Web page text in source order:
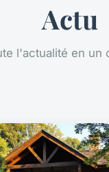
Actu
l'actualité en un